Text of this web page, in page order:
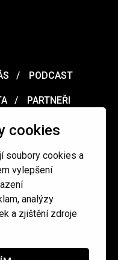
cookies
soubory cookies a
vylepšení
analýzy
a zjištění zdroje
PODCAST
PARTNEŘI
podmínky